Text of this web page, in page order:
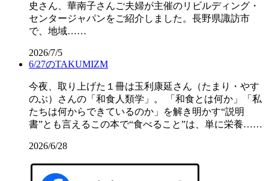
史さん、華南子さんご夫婦が主催のリビルディング・
センタージャパンをご紹介しました。長野県諏訪市
で、地域……
2026/7/5
6/27のTAKUMIZM
今夜、取り上げた１冊は玉利康延さん（たまり・やす
のぶ）さんの「和食人類学」。 「和食とは何か」「私
たちは何からできているのか」を解き明かす“説明
書”とも言えるこの本で“食べること”は、単に栄養……
2026/6/28